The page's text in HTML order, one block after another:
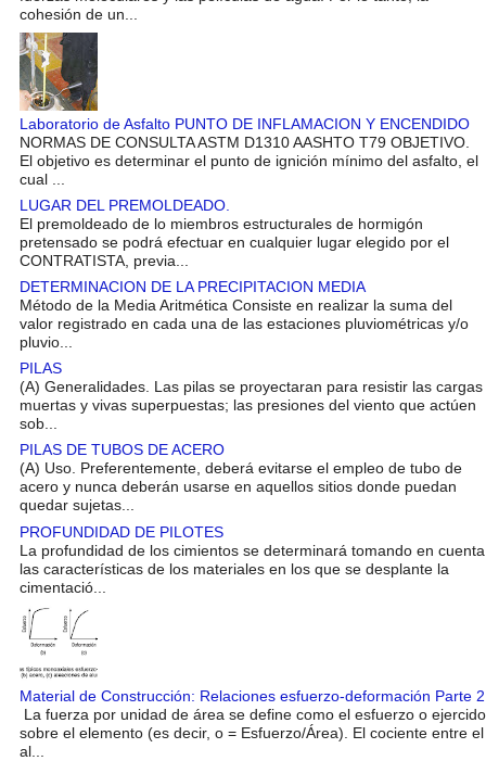
cohesión de un...
Laboratorio de Asfalto PUNTO DE INFLAMACION Y ENCENDIDO
NORMAS DE CONSULTA ASTM D1310 AASHTO T79 OBJETIVO.
El objetivo es determinar el punto de ignición mínimo del asfalto, el
cual ...
LUGAR DEL PREMOLDEADO.
El premoldeado de lo miembros estructurales de hormigón
pretensado se podrá efectuar en cualquier lugar elegido por el
CONTRATISTA, previa...
DETERMINACION DE LA PRECIPITACION MEDIA
Método de la Media Aritmética Consiste en realizar la suma del
valor registrado en cada una de las estaciones pluviométricas y/o
pluvio...
PILAS
(A) Generalidades. Las pilas se proyectaran para resistir las cargas
muertas y vivas superpuestas; las presiones del viento que actúen
sob...
PILAS DE TUBOS DE ACERO
(A) Uso. Preferentemente, deberá evitarse el empleo de tubo de
acero y nunca deberán usarse en aquellos sitios donde puedan
quedar sujetas...
PROFUNDIDAD DE PILOTES
La profundidad de los cimientos se determinará tomando en cuenta
las características de los materiales en los que se desplante la
cimentació...
Material de Construcción: Relaciones esfuerzo-deformación Parte 2
La fuerza por unidad de área se define como el esfuerzo o ejercido
sobre el elemento (es decir, o = Esfuerzo/Área). El cociente entre el
al...